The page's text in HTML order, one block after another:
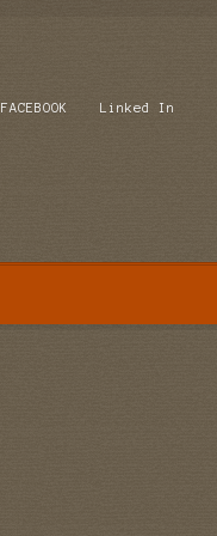
FACEBOOK Linked In